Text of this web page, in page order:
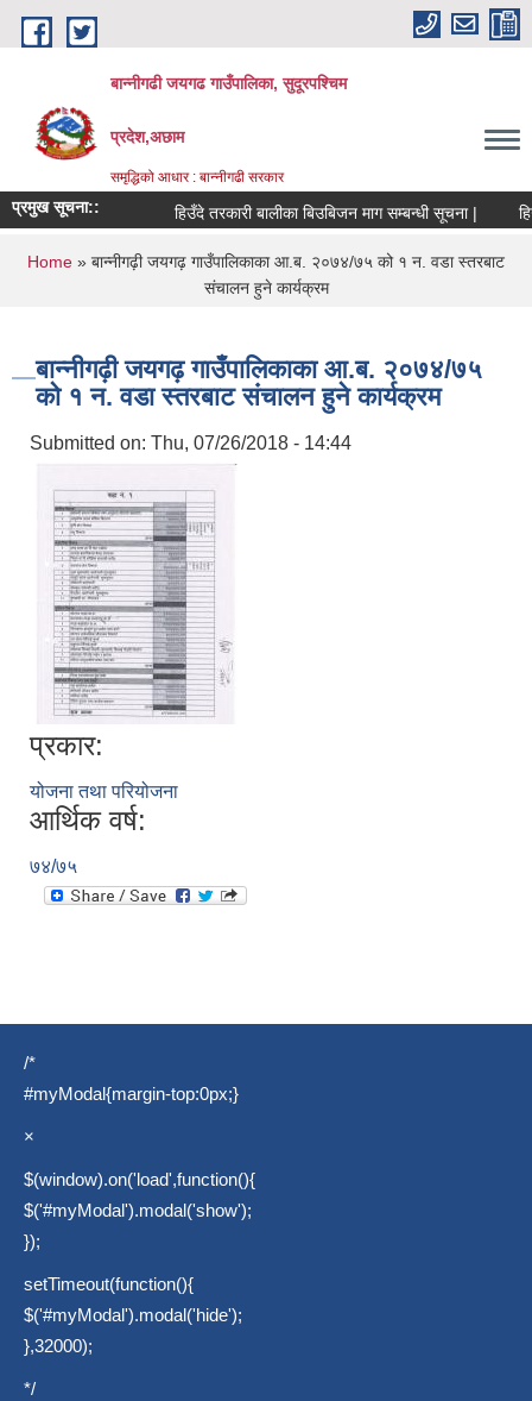
Skip to main content
बान्नीगढी जयगढ गाउँपालिका, सुदूरपश्चिम
प्रदेश,अछाम
समृद्धिको आधार : बान्नीगढी सरकार
प्रमुख सूचना:: हिउँदे तरकारी बालीका बिउबिजन माग सम्बन्धी सूचना |
You are here
Home » बान्नीगढ़ी जयगढ़ गाउँपालिकाका आ.ब. २०७४/७५ को १ न. वडा स्तरबाट
संचालन हुने कार्यक्रम
बान्नीगढ़ी जयगढ़ गाउँपालिकाका आ.ब. २०७४/७५
को १ न. वडा स्तरबाट संचालन हुने कार्यक्रम
Submitted on: Thu, 07/26/2018 - 14:44
प्रकार:
योजना तथा परियोजना
आर्थिक वर्ष:
७४/७५
/*
#myModal{margin-top:0px;}
×
$(window).on('load',function(){
$('#myModal').modal('show');
});
setTimeout(function(){
$('#myModal').modal('hide');
},32000);
*/